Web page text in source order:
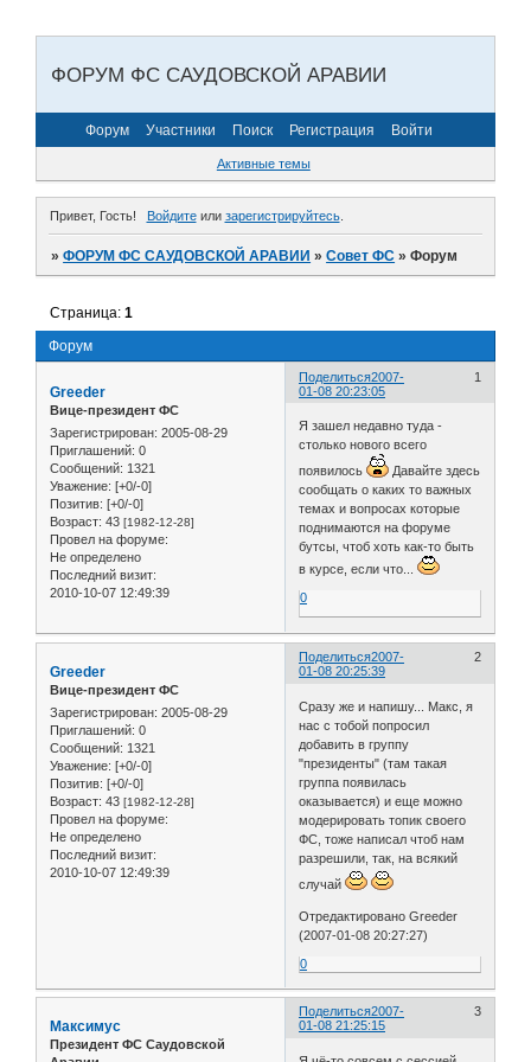
ФОРУМ ФС САУДОВСКОЙ АРАВИИ
Форум Участники Поиск Регистрация Войти
Активные темы
Привет, Гость! Войдитеили зарегистрируйтесь.
»ФОРУМ ФС САУДОВСКОЙ АРАВИИ »Совет ФС »Форум
Форум
Страница:1
Поделиться 1
2007-
01-08 20:23:05
Greeder
Вице-президент ФС
Зарегистрирован: 2005-08-29
Приглашений: 0
Сообщений: 1321
Уважение: [+0/-0]
Позитив: [+0/-0]
Возраст: 43 [1982-12-28]
Провел на форуме:
Не определено
Последний визит:
2010-10-07 12:49:39
Я зашел недавно туда -
столько нового всего
появилось
Давайте здесь
сообщать о каких то важных
темах и вопросах которые
поднимаются на форуме
бутсы, чтоб хоть как-то быть
в курсе, если что...
0
Поделиться 2
2007-
01-08 20:25:39
Greeder
Вице-президент ФС
Зарегистрирован: 2005-08-29
Приглашений: 0
Сообщений: 1321
Уважение: [+0/-0]
Позитив: [+0/-0]
Возраст: 43 [1982-12-28]
Провел на форуме:
Не определено
Последний визит:
2010-10-07 12:49:39
Сразу же и напишу... Макс, я
нас с тобой попросил
добавить в группу
"президенты" (там такая
группа появилась
оказывается) и еще можно
модерировать топик своего
ФС, тоже написал чтоб нам
разрешили, так, на всякий
случай
Отредактировано Greeder
(2007-01-08 20:27:27)
0
Поделиться 3
2007-
01-08 21:25:15
Максимус
Президент ФС Саудовской